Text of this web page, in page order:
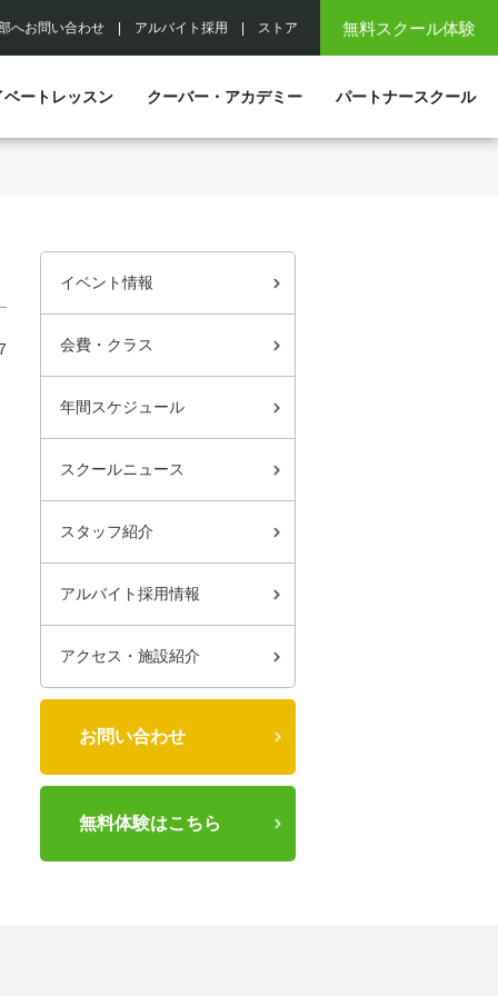
無料スクール体験
へお問い合わせ アルバイト採用 ストア
ベートレッスン クーバー・アカデミー パートナースクール
イベント情報
会費・クラス
年間スケジュール
スクールニュース
スタッフ紹介
アルバイト採用情報
アクセス・施設紹介
お問い合わせ
無料体験はこちら